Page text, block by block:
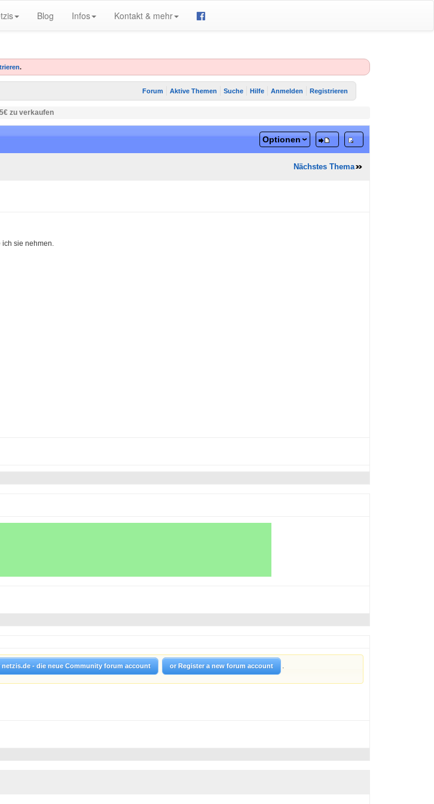
Blog Infos Kontakt & mehr
.
Forum Aktive Themen Suche Hilfe Anmelden Registrieren
zu verkaufen
Optionen
Nächstes Thema
ich sie nehmen.
- die neue Community forum account or Register a new forum account .